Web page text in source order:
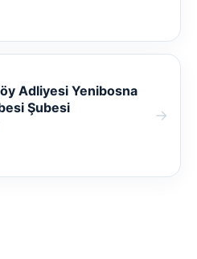
Adliyesi Yenibosna
Şubesi
→